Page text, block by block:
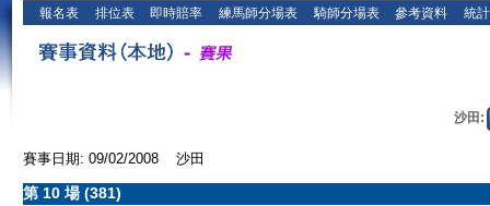
報名表 排位表 即時賠率 練馬師分場表 騎師分場表 參考資料 統
沙田:
賽事日期: 09/02/2008 沙田
第 10 場 (381)